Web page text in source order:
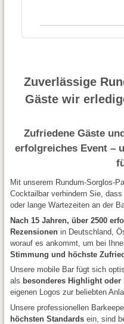
Zuverlässige
Gäste wir
Zufriedene Gäste
erfolgreiches Event –
Mit unserem Rundum-Sorglos-
Cocktailbar verhindern Sie,
oder lange Wartezeiten an der
Nach 15 Jahren, über 2500
Rezensionenin Deutschland,
worauf es ankommt, um bei
Stimmung und höchste
Unsere mobile Bar fügt sich
als besonderes Highlight oder
eigenen Logos zur beliebten
Unsere professionellen
höchsten Standardsein, sind